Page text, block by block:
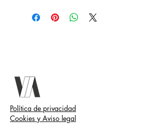
Política de privacidad
Cookies y Aviso legal